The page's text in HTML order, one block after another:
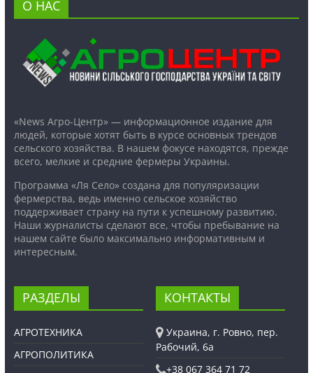
О НАС
«News Агро-Центр» — информационное издание для
людей, которые хотят быть в курсе основных трендов
сельского хозяйства. В нашем фокусе находятся, прежде
всего, мелкие и средние фермеры Украины.
Программа «Ля Село» создана для популяризации
фермерства, ведь именно сельское хозяйство
поддерживает страну на пути к успешному развитию.
Наши журналисты сделают все, чтобы пребывание на
нашем сайте было максимально информативным и
интересным.
РАЗДЕЛЫ
АГРОТЕХНИКА
АГРОПОЛИТИКА
КОНТАКТЫ
Украина, г. Ровно, пер.
Рабочий, 6а
+38 067 364 71 72